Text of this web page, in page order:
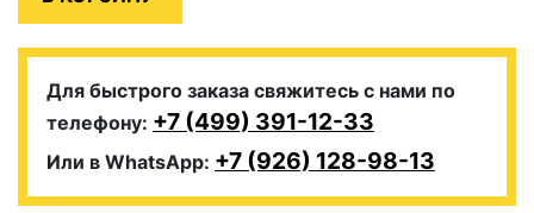
Для быстрого заказа свяжитесь с нами по
телефону: +7 (499) 391-12-33
Или в WhatsApp: +7 (926) 128-98-13